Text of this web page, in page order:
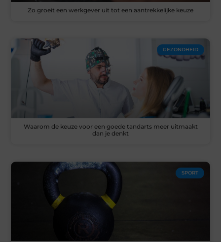
Zo groeit een werkgever uit tot een aantrekkelijke keuze
GEZONDHEID
Waarom de keuze voor een goede tandarts meer uitmaakt
dan je denkt
SPORT